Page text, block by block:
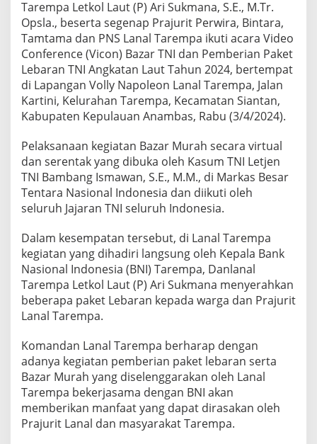
d
a
n
P
e
m
b
e
i
n
P
a
k
e
t
e
b
r
a
n
I
A
n
g
k
a
t
a
Tarempa Letkol Laut (P) Ari Sukmana, S.E., M.Tr.
Opsla., beserta segenap Prajurit Perwira, Bintara,
Tamtama dan PNS Lanal Tarempa ikuti acara Video
Conference (Vicon) Bazar TNI dan Pemberian Paket
Lebaran TNI Angkatan Laut Tahun 2024, bertempat
di Lapangan Volly Napoleon Lanal Tarempa, Jalan
Kartini, Kelurahan Tarempa, Kecamatan Siantan,
Kabupaten Kepulauan Anambas, Rabu (3/4/2024).
Pelaksanaan kegiatan Bazar Murah secara virtual
dan serentak yang dibuka oleh Kasum TNI Letjen
TNI Bambang Ismawan, S.E., M.M., di Markas Besar
Tentara Nasional Indonesia dan diikuti oleh
seluruh Jajaran TNI seluruh Indonesia.
Dalam kesempatan tersebut, di Lanal Tarempa
kegiatan yang dihadiri langsung oleh Kepala Bank
Nasional Indonesia (BNI) Tarempa, Danlanal
Tarempa Letkol Laut (P) Ari Sukmana menyerahkan
beberapa paket Lebaran kepada warga dan Prajurit
Lanal Tarempa.
Komandan Lanal Tarempa berharap dengan
adanya kegiatan pemberian paket lebaran serta
Bazar Murah yang diselenggarakan oleh Lanal
Tarempa bekerjasama dengan BNI akan
memberikan manfaat yang dapat dirasakan oleh
Prajurit Lanal dan masyarakat Tarempa.